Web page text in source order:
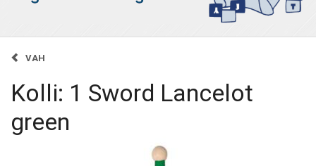
VAH
Kolli: 1 Sword Lancelot
green